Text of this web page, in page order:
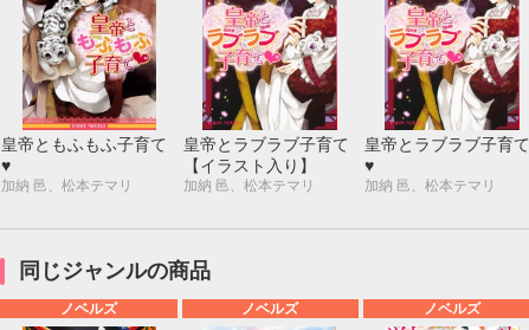
皇帝ともふもふ子育て
♥
加納 邑、松本テマリ
皇帝とラブラブ子育て
【イラスト入り】
加納 邑、松本テマリ
皇帝とラブラブ子育て
♥
加納 邑、松本テマリ
同じジャンルの商品
ノベルズ ノベルズ ノベルズ